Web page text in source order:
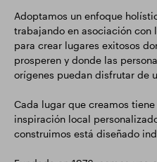
Adoptamos un enfoque
trabajando en asociación con
para crear lugares exitosos
prosperen y donde las
orígenes puedan disfrutar de
Cada lugar que creamos
inspiración local
construimos está diseñado